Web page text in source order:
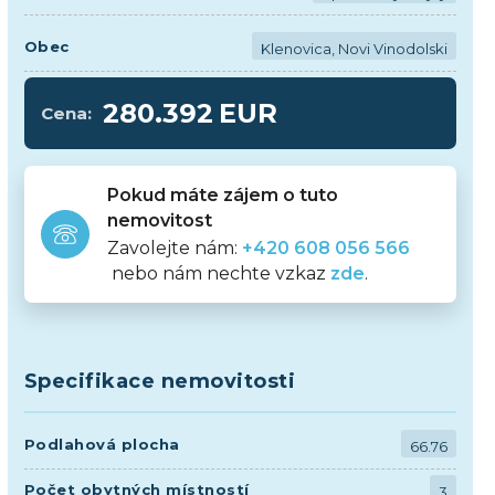
Obec Klenovica, Novi Vinodolski
Cena: 280.392 EUR
Pokud máte zájem o tuto
nemovitost
Zavolejte nám: +420 608 056 566
nebo nám nechte vzkaz zde.
Specifikace nemovitosti
Podlahová plocha 66.76
Počet obytných místností